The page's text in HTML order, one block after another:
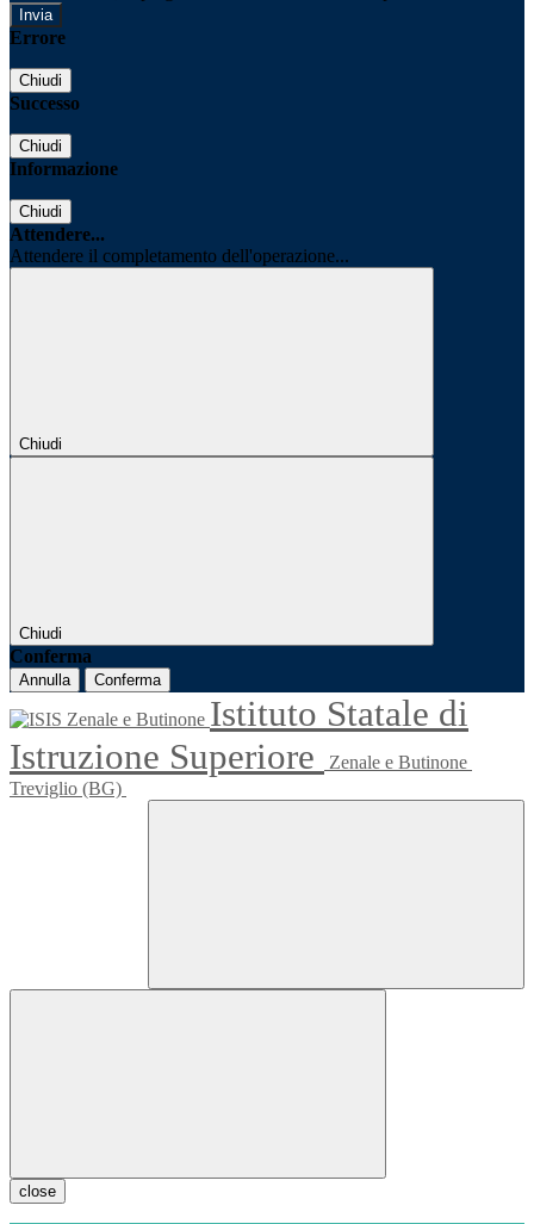
Errore
Chiudi
Successo
Chiudi
Informazione
Chiudi
Attendere...
Attendere il completamento dell'operazione...
Chiudi
Chiudi
Conferma
Annulla Conferma
Istituto Statale di
Istruzione Superiore
Zenale e Butinone
Treviglio (BG)
close